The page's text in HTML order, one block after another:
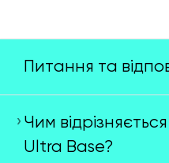
Питання та
Чим
Ultra Base?